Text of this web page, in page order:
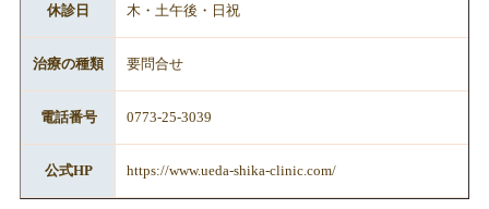
休診日 木・土午後・日祝
治療の種類 要問合せ
電話番号 0773-25-3039
公式HP https://www.ueda-shika-clinic.com/